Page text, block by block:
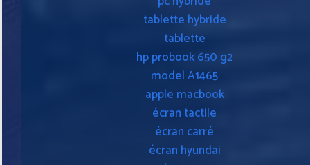
tablette hybride
tablette
hp probook 650 g2
model A1465
apple macbook
écran tactile
écran carré
écran hyundai